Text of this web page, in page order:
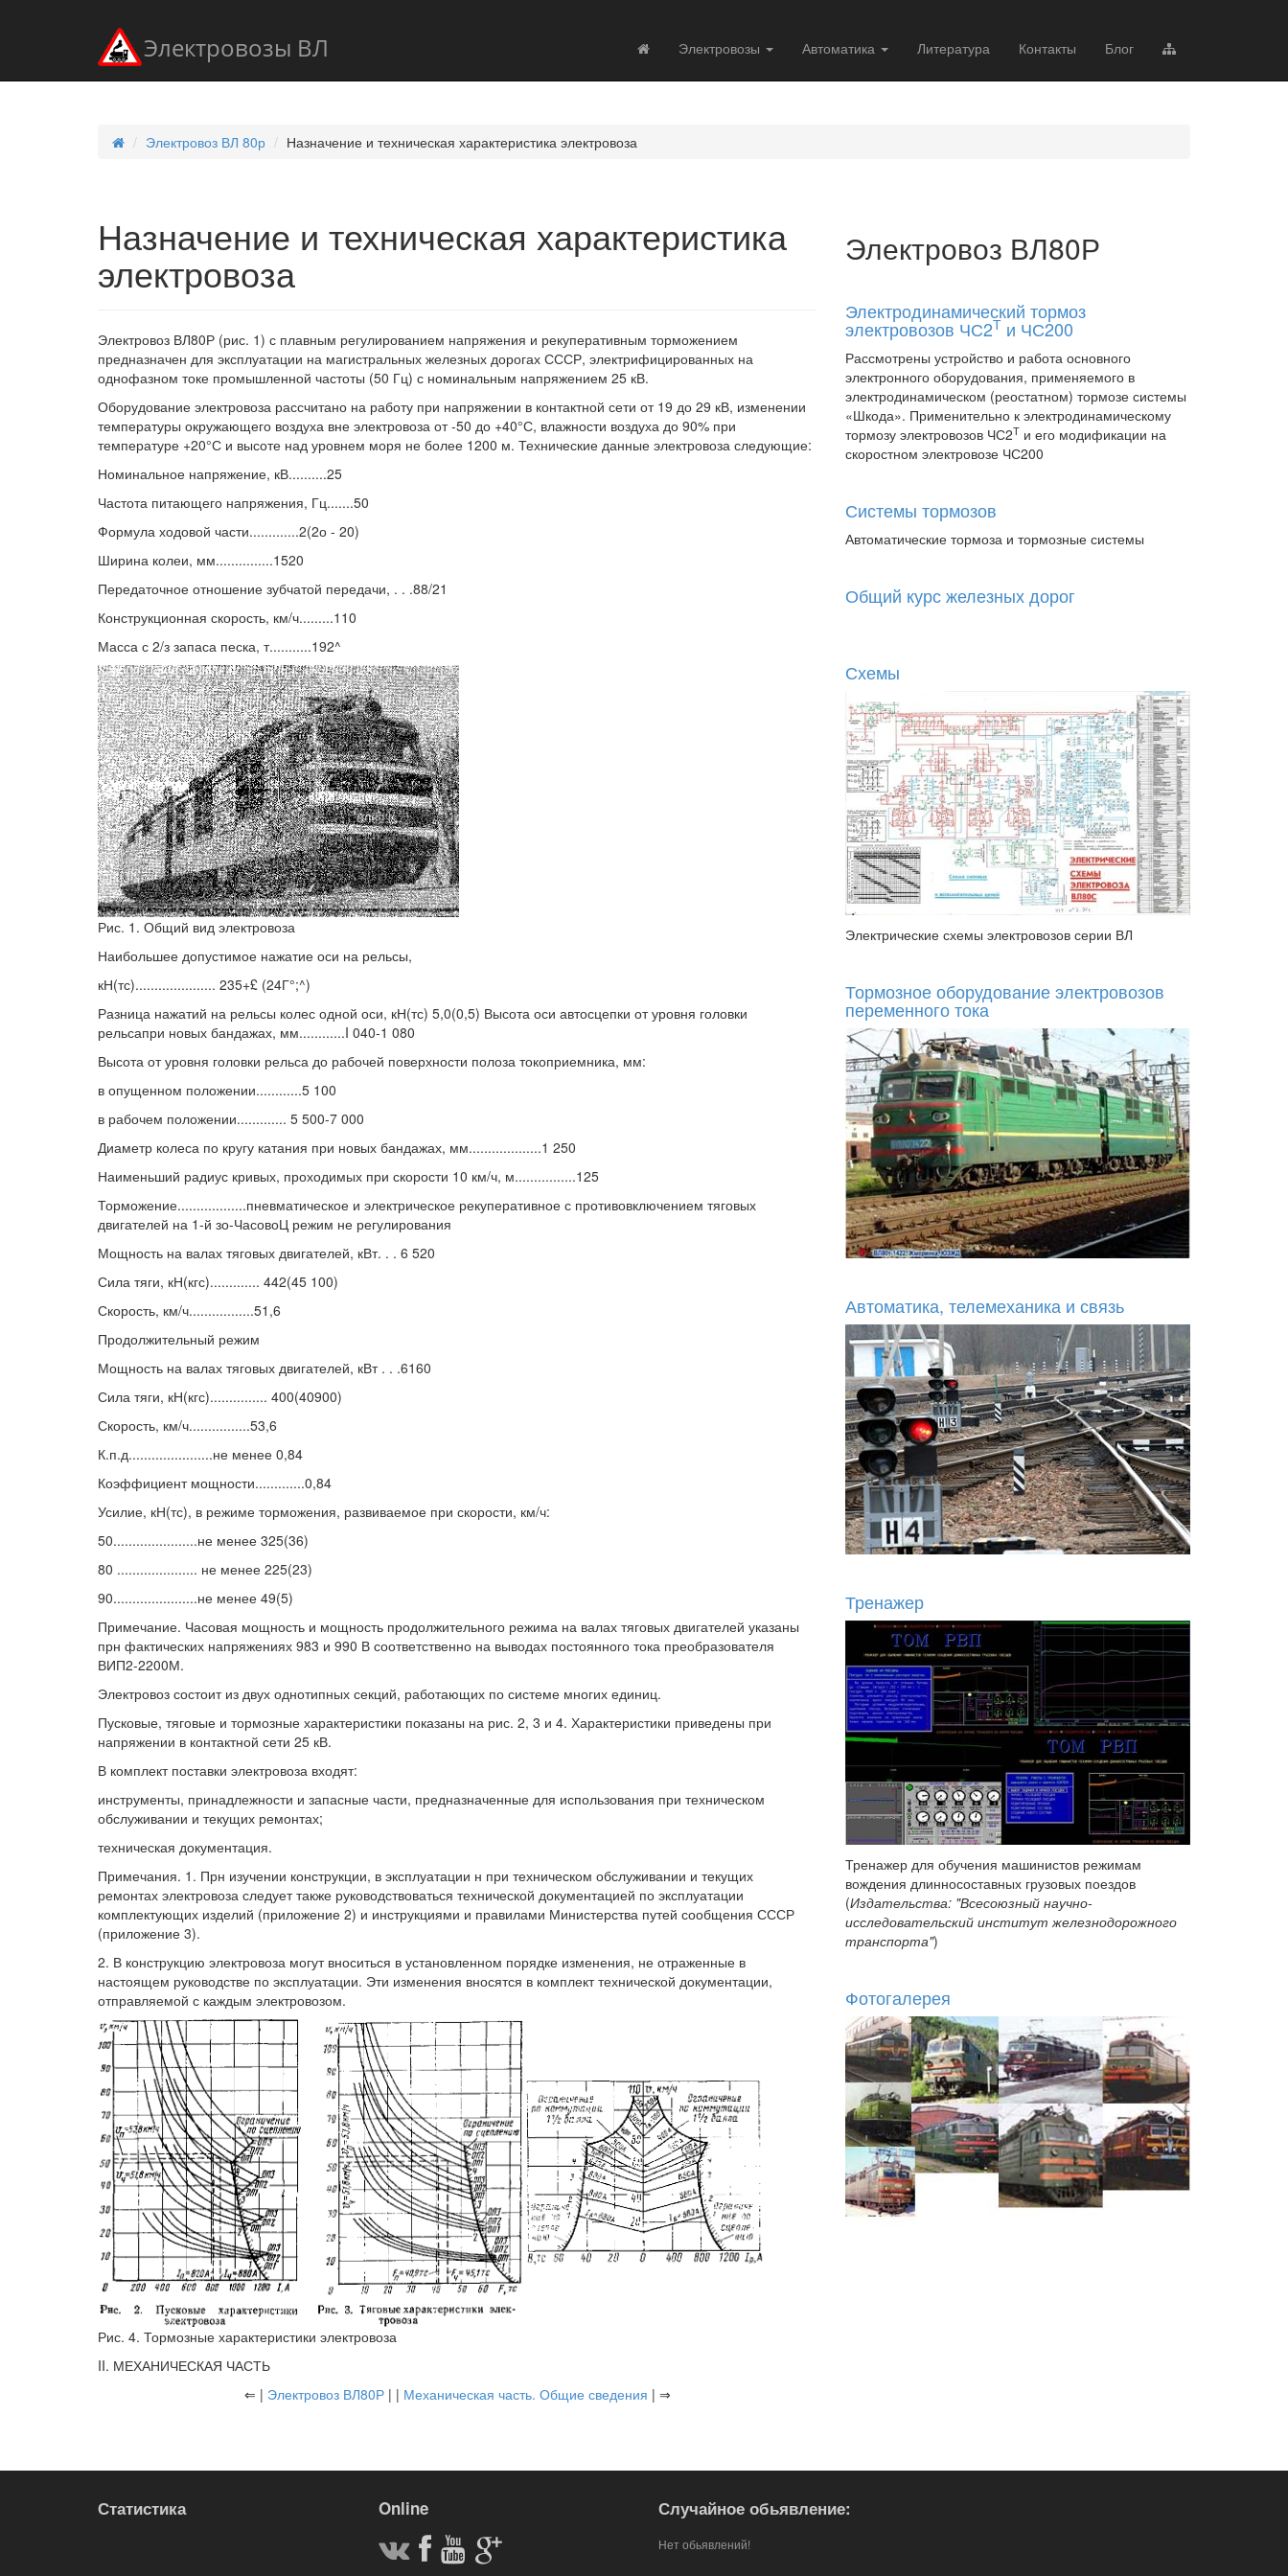
Электровозы ВЛ Электровозы Автоматика Литература Контакты Блог
Электровоз ВЛ 80р Назначение и техническая характеристика электровоза
Назначение и техническая характеристика
электровоза
Электровоз ВЛ80Р (рис. 1) с плавным регулированием напряжения и рекуперативным торможением
предназначен для эксплуатации на магистральных железных дорогах СССР, электрифицированных на
однофазном токе промышленной частоты (50 Гц) с номинальным напряжением 25 кВ.
Оборудование электровоза рассчитано на работу при напряжении в контактной сети от 19 до 29 кВ, изменении
температуры окружающего воздуха вне электровоза от -50 до +40°С, влажности воздуха до 90% при
температуре +20°С и высоте над уровнем моря не более 1200 м. Технические данные электровоза следующие:
Номинальное напряжение, кВ..........25
Частота питающего напряжения, Гц.......50
Формула ходовой части.............2(2о - 20)
Ширина колеи, мм...............1520
Передаточное отношение зубчатой передачи, . . .88/21
Конструкционная скорость, км/ч.........110
Масса с 2/з запаса песка, т...........192^
Рис. 1. Общий вид электровоза
Наибольшее допустимое нажатие оси на рельсы,
кН(тс)..................... 235+£ (24Г°;^)
Разница нажатий на рельсы колес одной оси, кН(тс) 5,0(0,5) Высота оси автосцепки от уровня головки
рельсапри новых бандажах, мм............I 040-1 080
Высота от уровня головки рельса до рабочей поверхности полоза токоприемника, мм:
в опущенном положении............5 100
в рабочем положении............. 5 500-7 000
Диаметр колеса по кругу катания при новых бандажах, мм...................1 250
Наименьший радиус кривых, проходимых при скорости 10 км/ч, м................125
Торможение..................пневматическое и электрическое рекуперативное с противовключением тяговых
двигателей на 1-й зо-ЧасовоЦ режим не регулирования
Мощность на валах тяговых двигателей, кВт. . . 6 520
Сила тяги, кН(кгс)............. 442(45 100)
Скорость, км/ч.................51,6
Продолжительный режим
Мощность на валах тяговых двигателей, кВт . . .6160
Сила тяги, кН(кгс)............... 400(40900)
Скорость, км/ч................53,6
К.п.д......................не менее 0,84
Коэффициент мощности.............0,84
Усилие, кН(тс), в режиме торможения, развиваемое при скорости, км/ч:
50......................не менее 325(36)
80 ..................... не менее 225(23)
90......................не менее 49(5)
Примечание. Часовая мощность и мощность продолжительного режима на валах тяговых двигателей указаны
прн фактических напряжениях 983 и 990 В соответственно на выводах постоянного тока преобразователя
ВИП2-2200М.
Электровоз состоит из двух однотипных секций, работающих по системе многих единиц.
Пусковые, тяговые и тормозные характеристики показаны на рис. 2, 3 и 4. Характеристики приведены при
напряжении в контактной сети 25 кВ.
В комплект поставки электровоза входят:
инструменты, принадлежности и запасные части, предназначенные для использования при техническом
обслуживании и текущих ремонтах;
техническая документация.
Примечания. 1. Прн изучении конструкции, в эксплуатации н при техническом обслуживании и текущих
ремонтах электровоза следует также руководствоваться технической документацией по эксплуатации
комплектующих изделий (приложение 2) и инструкциями и правилами Министерства путей сообщения СССР
(приложение 3).
2. В конструкцию электровоза могут вноситься в установленном порядке изменения, не отраженные в
настоящем руководстве по эксплуатации. Эти изменения вносятся в комплект технической документации,
отправляемой с каждым электровозом.
Рис. 4. Тормозные характеристики электровоза
II. МЕХАНИЧЕСКАЯ ЧАСТЬ
⇐ | Электровоз ВЛ80Р| | Механическая часть. Общие сведения | ⇒
Электровоз ВЛ80Р
Электродинамический тормоз
электровозов ЧС2Т и ЧС200
Рассмотрены устройство и работа основного
электронного оборудования, применяемого в
электродинамическом (реостатном) тормозе системы
«Шкода». Применительно к электродинамическому
тормозу электровозов ЧС2Т и его модификации на
скоростном электровозе ЧС200
Системы тормозов
Автоматические тормоза и тормозные системы
Общий курс железных дорог
Схемы
Электрические схемы электровозов серии ВЛ
Тормозное оборудование электровозов
переменного тока
Автоматика, телемеханика и связь
Тренажер
Тренажер для обучения машинистов режимам
вождения длинносоставных грузовых поездов
(Издательства: "Всесоюзный научно-
исследовательский институт железнодорожного
транспорта")
Фотогалерея
Статистика Online Случайное обьявление:
Нет обьявлений!